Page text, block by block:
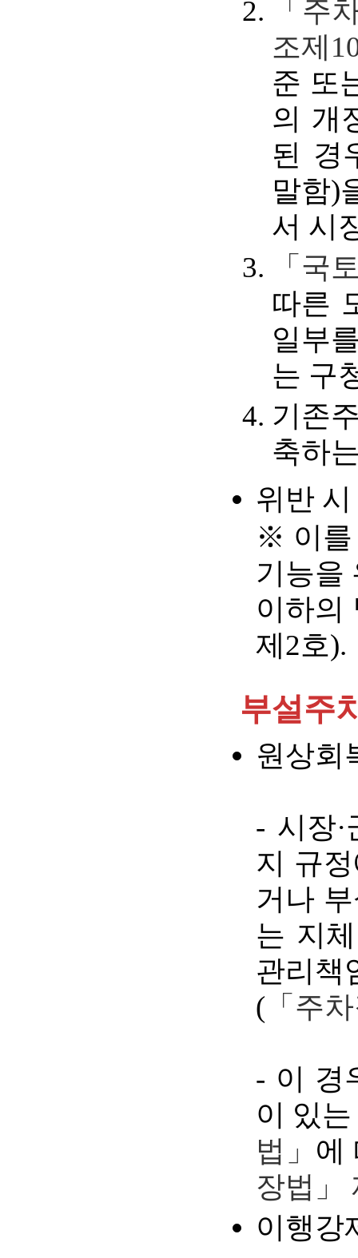
「주
조제
준 또
의 개
된 경
말함)
서 시
「국
따른
일부
는 구
기존
축하
위반
※ 이를
기능을
이하의
제2호).
부설주
원상회
- 시장
지 규
거나
는 지
관리
( 「주
- 이 경
이 있
법」 에
장법」
이행강